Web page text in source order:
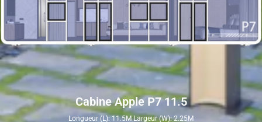
Cabine Apple P7 11.5
Longueur (L): 11.5M Largeur (W): 2.25M